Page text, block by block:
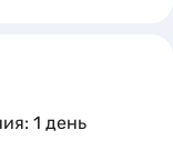
1 день